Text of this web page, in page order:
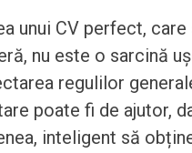
unui CV perfect,
nu este o sarcină
regulilor
poate fi de ajutor,
inteligent să